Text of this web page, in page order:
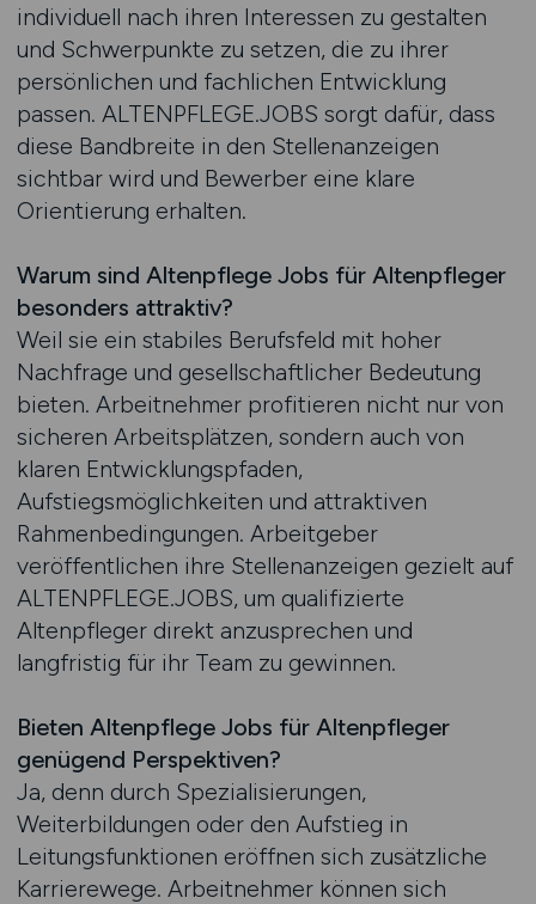
individuell nach ihren Interessen zu gestalten
und Schwerpunkte zu setzen, die zu ihrer
persönlichen und fachlichen Entwicklung
passen. ALTENPFLEGE.JOBS sorgt dafür, dass
diese Bandbreite in den Stellenanzeigen
sichtbar wird und Bewerber eine klare
Orientierung erhalten.
Warum sind Altenpflege Jobs für Altenpfleger
besonders attraktiv?
Weil sie ein stabiles Berufsfeld mit hoher
Nachfrage und gesellschaftlicher Bedeutung
bieten. Arbeitnehmer profitieren nicht nur von
sicheren Arbeitsplätzen, sondern auch von
klaren Entwicklungspfaden,
Aufstiegsmöglichkeiten und attraktiven
Rahmenbedingungen. Arbeitgeber
veröffentlichen ihre Stellenanzeigen gezielt auf
ALTENPFLEGE.JOBS, um qualifizierte
Altenpfleger direkt anzusprechen und
langfristig für ihr Team zu gewinnen.
Bieten Altenpflege Jobs für Altenpfleger
genügend Perspektiven?
Ja, denn durch Spezialisierungen,
Weiterbildungen oder den Aufstieg in
Leitungsfunktionen eröffnen sich zusätzliche
Karrierewege. Arbeitnehmer können sich